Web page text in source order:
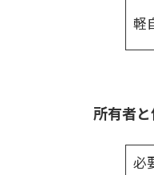
軽
所有者
必